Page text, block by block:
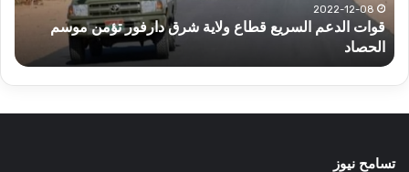
تؤمن
موسم
الحصاد
2022-12-08
قوات الدعم السريع قطاع ولاية شرق دارفور تؤمن موسم
الحصاد
تسامح نيوز